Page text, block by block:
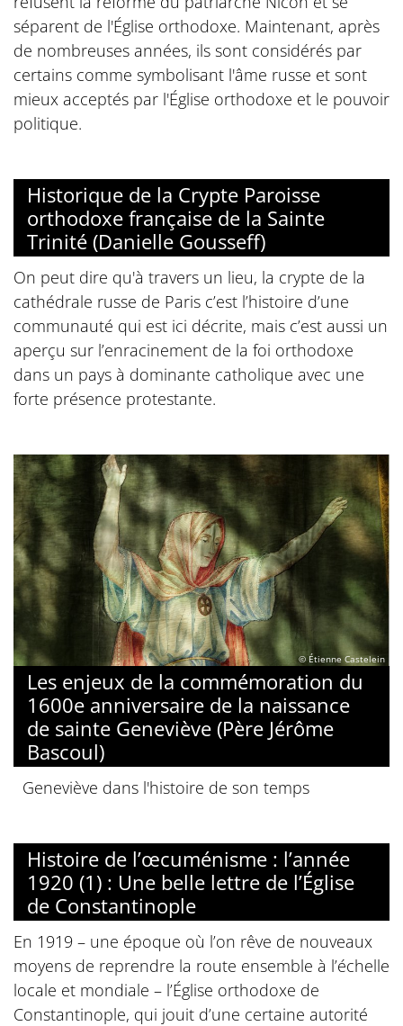
séparent de l'Église orthodoxe. Maintenant, après
de nombreuses années, ils sont considérés par
certains comme symbolisant l'âme russe et sont
mieux acceptés par l'Église orthodoxe et le pouvoir
politique.
Historique de la Crypte Paroisse
orthodoxe française de la Sainte
Trinité (Danielle Gousseff)
On peut dire qu'à travers un lieu, la crypte de la
cathédrale russe de Paris c’est l’histoire d’une
communauté qui est ici décrite, mais c’est aussi un
aperçu sur l’enracinement de la foi orthodoxe
dans un pays à dominante catholique avec une
forte présence protestante.
© Étienne Castelein
Les enjeux de la commémoration du
1600e anniversaire de la naissance
de sainte Geneviève (Père Jérôme
Bascoul)
Geneviève dans l'histoire de son temps
Histoire de l’œcuménisme : l’année
1920 (1) : Une belle lettre de l’Église
de Constantinople
En 1919 – une époque où l’on rêve de nouveaux
moyens de reprendre la route ensemble à l’échelle
locale et mondiale – l’Église orthodoxe de
Constantinople, qui jouit d’une certaine autorité